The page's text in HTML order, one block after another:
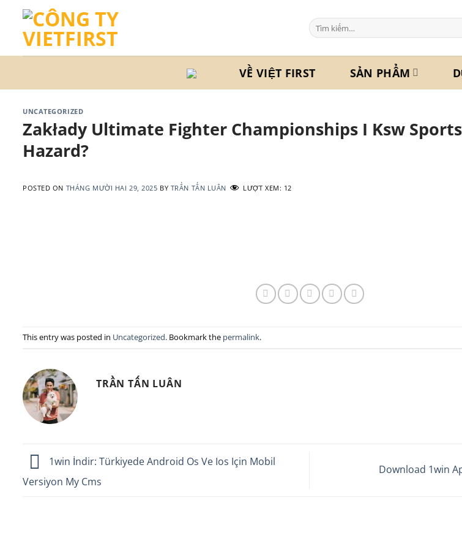
content
Tìm
kiếm:
VỀ VIỆT FIRST SẢN PHẨM
UNCATEGORIZED
Zakłady Ultimate Fighter Championships I Ksw
Hazard?
POSTED ON THÁNG MƯỜI HAI 29, 2025 BY TRẦN TẤN LUÂN LƯỢT XEM: 12
This entry was posted in Uncategorized. Bookmark the permalink.
TRẦN TẤN LUÂN
1win İndir: Türkiyede Android Os Ve Ios Için Mobil
Versiyon My Cms
Download 1win